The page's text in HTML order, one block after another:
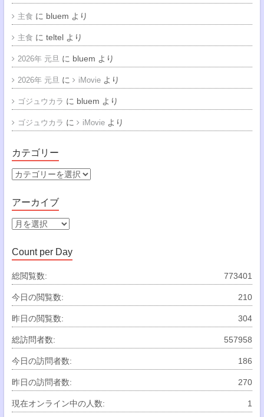
主食 に bluem より
主食 に teltelより
2026年 元旦 に bluem より
2026年 元旦 に iMovieより
ゴジュウカラ に bluem より
ゴジュウカラ に iMovieより
カテゴリー
カ
ゴ
リ
ー
アーカイブ
ア
カ
イ
ブ
Count per Day
773401
総閲覧数:
210
今日の閲覧数:
304
昨日の閲覧数:
557958
総訪問者数:
186
今日の訪問者数:
270
昨日の訪問者数:
1
現在オンライン中の人数: